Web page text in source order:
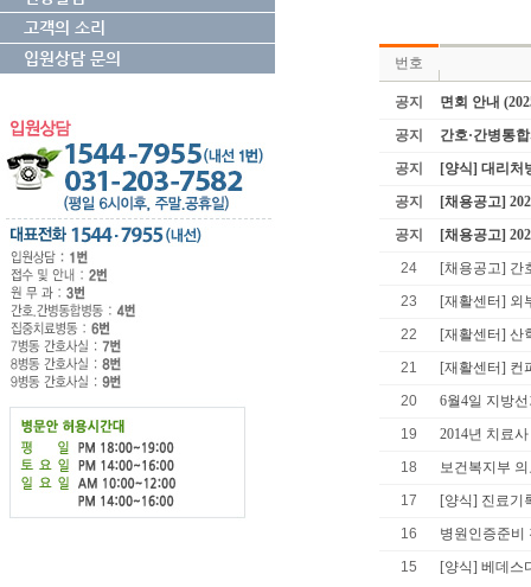
고객의 소리
입원상담 문의
번호
공지
면회 안내
공지
간호·간병통
공지
[양식] 대리처
공지
[채용공고]
공지
[채용공고]
24
[채용공고] 간
23
[재활센터] 외
22
[재활센터] 산
21
[재활센터] 컨
20
6월4일 지방
19
2014년 치료
18
보건복지부
17
[양식] 진료기
16
병원인증준비
15
[양식] 베데스